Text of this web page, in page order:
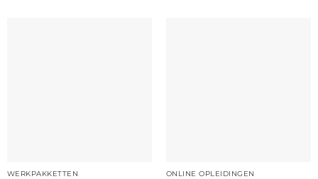
WERKPAKKETTEN ONLINE OPLEIDINGEN